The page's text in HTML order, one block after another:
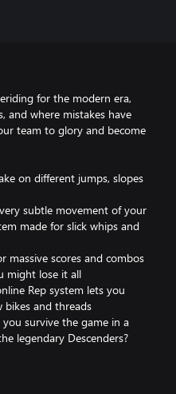
for the modern era,
and where mistakes have
team to glory and become
on different jumps, slopes
subtle movement of your
made for slick whips and
massive scores and combos
might lose it all
Rep system lets you
and threads
you survive the game in a
legendary Descenders?